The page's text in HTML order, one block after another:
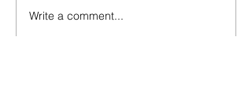
Write a comment...